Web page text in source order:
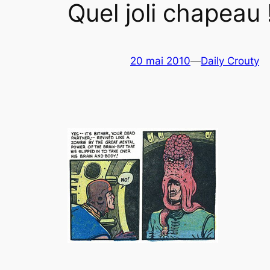
Quel joli chapeau
20 mai 2010—Daily Crouty